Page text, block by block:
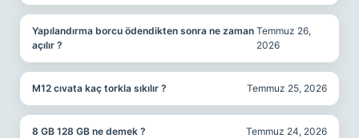
Yapılandırma borcu ödendikten sonra ne zaman
açılır ?
Temmuz 26,
2026
M12 cıvata kaç torkla sıkılır ? Temmuz 25, 2026
8 GB 128 GB ne demek ? Temmuz 24, 2026